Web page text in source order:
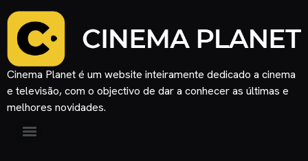
Cinema Planet é um website inteiramente dedicado a cinema
e televisão, com o objectivo de dar a conhecer as últimas e
melhores novidades.